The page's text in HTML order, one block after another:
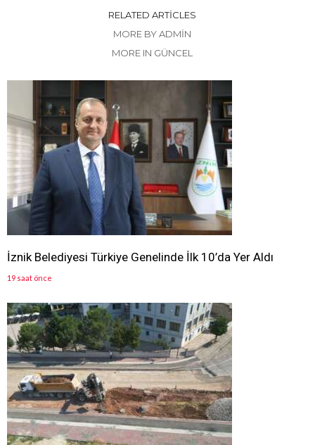
RELATED ARTICLES
MORE BY ADMIN
MORE IN GÜNCEL
İznik Belediyesi Türkiye Genelinde İlk 10’da Yer Aldı
19 saat önce